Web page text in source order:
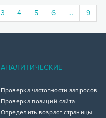
3 4 5 6 ... 9
АНАЛИТИЧЕСКИЕ
Проверка частотности запросов
Проверка позиций сайта
Определить возраст страницы